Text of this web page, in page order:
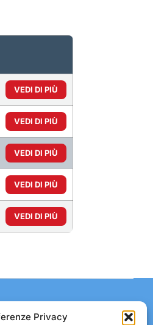
Privacy
VEDI DI PIÙ
VEDI DI PIÙ
VEDI DI PIÙ
VEDI DI PIÙ
VEDI DI PIÙ